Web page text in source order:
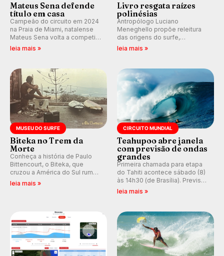
Mateus Sena defende
título em casa
Campeão do circuito em 2024
na Praia de Miami, natalense
Mateus Sena volta a competir
em casa em busca de manter a
leia mais »
Livro resgata raízes
polinésias
Antropólogo Luciano
Meneghello propõe releitura
das origens do surfe,
resgatando a cultura polinésia
prática em esporte e indústria.
leia mais »
MUSEU DO SURFE
Biteka no Trem da
Morte
Conheça a história de Paulo
Bittencourt, o Biteka, que
cruzou a América do Sul rumo
ao Pacífico em uma jornada
leia mais »
CIRCUITO MUNDIAL
Teahupoo abre janela
com previsão de ondas
grandes
Primeira chamada para etapa
do Tahiti acontece sábado (8)
às 14h30 (de Brasília). Previsão
indica swell consistente.
Kelly Slater convidado.
leia mais »